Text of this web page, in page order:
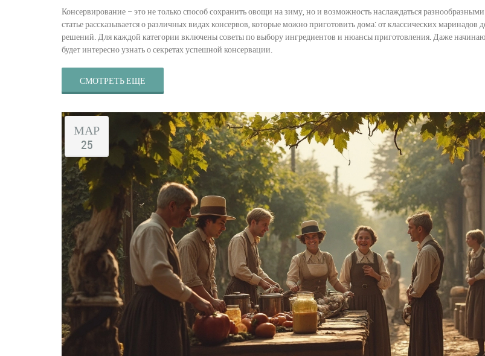
Консервирование – это не только способ сохранить овощи на зиму, но и возможность наслаждаться
статье рассказывается о различных видах консервов, которые можно приготовить дома: от классических маринадов
решений. Для каждой категории включены советы по выбору ингредиентов и нюансы приготовления. Даже
будет интересно узнать о секретах успешной консервации.
СМОТРЕТЬ ЕЩЕ
МАР
25